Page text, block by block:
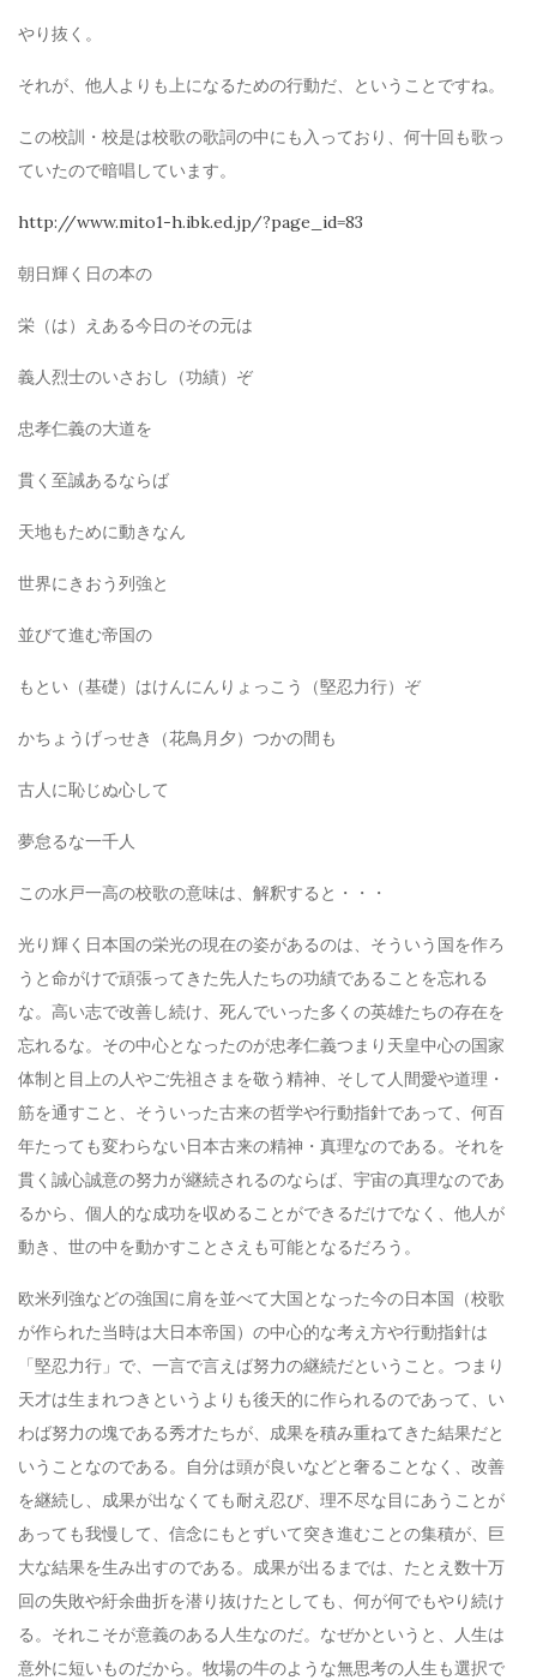
やり抜く。
それが、他人よりも上になるための行動だ、ということですね。
この校訓・校是は校歌の歌詞の中にも入っており、何十回も歌っ
ていたので暗唱しています。
http://www.mito1-h.ibk.ed.jp/?page_id=83
朝日輝く日の本の
栄（は）えある今日のその元は
義人烈士のいさおし（功績）ぞ
忠孝仁義の大道を
貫く至誠あるならば
天地もために動きなん
世界にきおう列強と
並びて進む帝国の
もとい（基礎）はけんにんりょっこう（堅忍力行）ぞ
かちょうげっせき（花鳥月夕）つかの間も
古人に恥じぬ心して
夢怠るな一千人
この水戸一高の校歌の意味は、解釈すると・・・
光り輝く日本国の栄光の現在の姿があるのは、そういう国を作ろ
うと命がけで頑張ってきた先人たちの功績であることを忘れる
な。高い志で改善し続け、死んでいった多くの英雄たちの存在を
忘れるな。その中心となったのが忠孝仁義つまり天皇中心の国家
体制と目上の人やご先祖さまを敬う精神、そして人間愛や道理・
筋を通すこと、そういった古来の哲学や行動指針であって、何百
年たっても変わらない日本古来の精神・真理なのである。それを
貫く誠心誠意の努力が継続されるのならば、宇宙の真理なのであ
るから、個人的な成功を収めることができるだけでなく、他人が
動き、世の中を動かすことさえも可能となるだろう。
欧米列強などの強国に肩を並べて大国となった今の日本国（校歌
が作られた当時は大日本帝国）の中心的な考え方や行動指針は
「堅忍力行」で、一言で言えば努力の継続だということ。つまり
天才は生まれつきというよりも後天的に作られるのであって、い
わば努力の塊である秀才たちが、成果を積み重ねてきた結果だと
いうことなのである。自分は頭が良いなどと奢ることなく、改善
を継続し、成果が出なくても耐え忍び、理不尽な目にあうことが
あっても我慢して、信念にもとずいて突き進むことの集積が、巨
大な結果を生み出すのである。成果が出るまでは、たとえ数十万
回の失敗や紆余曲折を潜り抜けたとしても、何が何でもやり続け
る。それこそが意義のある人生なのだ。なぜかというと、人生は
意外に短いものだから。牧場の牛のような無思考の人生も選択で